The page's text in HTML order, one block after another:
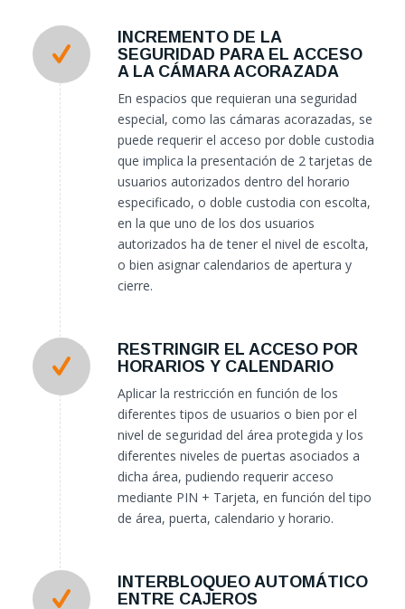
INCREMENTO DE LA
SEGURIDAD PARA EL ACCESO
A LA CÁMARA ACORAZADA
En espacios que requieran una seguridad
especial, como las cámaras acorazadas, se
puede requerir el acceso por doble custodia
que implica la presentación de 2 tarjetas de
usuarios autorizados dentro del horario
especificado, o doble custodia con escolta,
en la que uno de los dos usuarios
autorizados ha de tener el nivel de escolta,
o bien asignar calendarios de apertura y
cierre.
RESTRINGIR EL ACCESO POR
HORARIOS Y CALENDARIO
Aplicar la restricción en función de los
diferentes tipos de usuarios o bien por el
nivel de seguridad del área protegida y los
diferentes niveles de puertas asociados a
dicha área, pudiendo requerir acceso
mediante PIN + Tarjeta, en función del tipo
de área, puerta, calendario y horario.
INTERBLOQUEO AUTOMÁTICO
ENTRE CAJEROS